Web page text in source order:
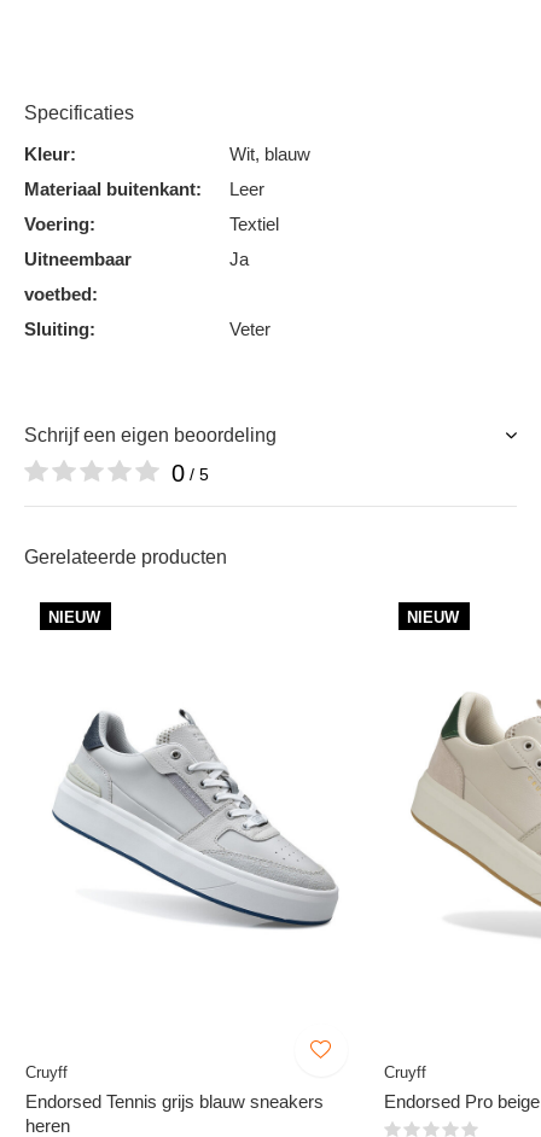
Specificaties
Kleur:
Wit, blauw
Materiaal buitenkant:
Leer
Voering:
Textiel
Uitneembaar
voetbed:
Ja
Sluiting: Veter
Schrijf een eigen beoordeling
0 / 5
Gerelateerde producten
NIEUW
Cruyff
Endorsed Tennis grijs blauw sneakers
heren
NIEUW
Cruyff
Endorsed Pro